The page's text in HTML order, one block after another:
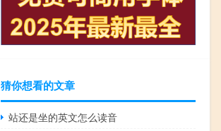
猜你想看的文章
站还是坐的英文怎么读音